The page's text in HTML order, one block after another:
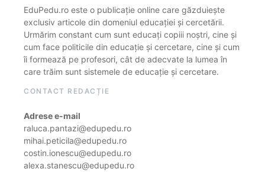
EduPedu.ro este o publicație online care găzduiește
exclusiv articole din domeniul educației și cercetării.
Urmărim constant cum sunt educați copiii noștri, cine și
cum face politicile din educație și cercetare, cine și cum
îi formează pe profesori, cât de adecvate la lumea în
care trăim sunt sistemele de educație și cercetare.
CONTACT REDACȚIE
Adrese e-mail
raluca.pantazi@edupedu.ro
mihai.peticila@edupedu.ro
costin.ionescu@edupedu.ro
alexa.stanescu@edupedu.ro